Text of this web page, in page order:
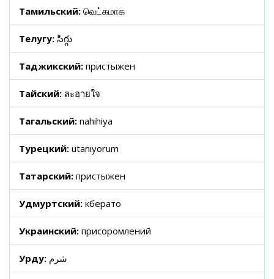
Тамильский: வெட்கமாக
Телугу: సిగ్గు
Таджикский: пристыжен
Тайский: ละอายใจ
Тагальский: nahihiya
Турецкий: utanıyorum
Татарский: пристыжен
Удмуртский: кӧберато
Украинский: присоромлений
Урду: شرم